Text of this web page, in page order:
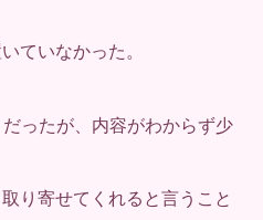
ていなかった。
ったが、内容がわからず少
り寄せてくれると言うこと